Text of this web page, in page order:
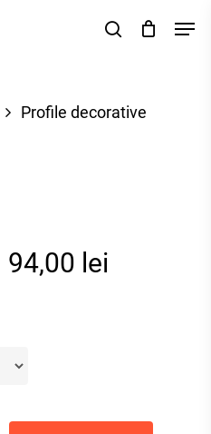
search
Profile decorative
94,00 lei